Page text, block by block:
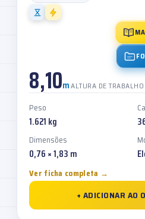
8,10mALTURA DE TRABALHO
Peso
1.621 kg
Dimensões
0,76 × 1,83 m
Ver ficha completa →
+ ADICIONAR AO